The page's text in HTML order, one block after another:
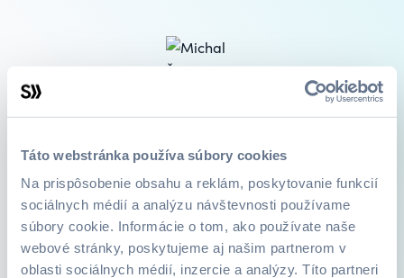
Táto webstránka používa súbory cookies
Na prispôsobenie obsahu a reklám, poskytovanie funkcií
sociálnych médií a analýzu návštevnosti používame
súbory cookie. Informácie o tom, ako používate naše
webové stránky, poskytujeme aj našim partnerom v
oblasti sociálnych médií, inzercie a analýzy. Títo partneri
Michal Šurina
Access, Outlook, Forms...) WordPress, Canva
Kurzy18 O mne